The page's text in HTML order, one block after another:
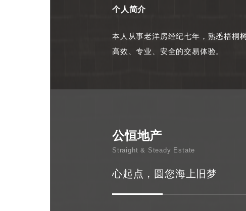
个人简介
本人从事老洋房经纪七年，熟悉梧桐
高效、专业、安全的交易体验。
公恒地产
Straight & Steady Estate
心起点，圆您海上旧梦